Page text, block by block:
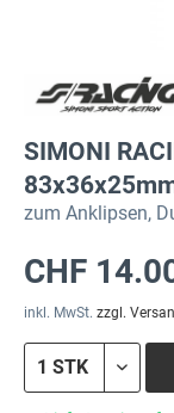
SIMONI
zum Anklipsen,
CHF
inkl. MwSt. zzgl.